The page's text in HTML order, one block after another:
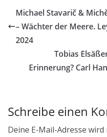
Michael Stavarič &
– Wächter der Meere.
2024
Tobias
Erinnerung? Carl
Schreibe einen
Deine E-Mail-Adresse